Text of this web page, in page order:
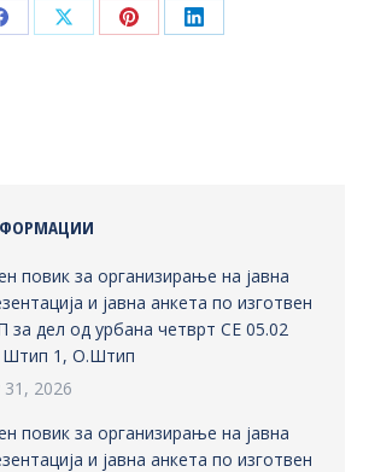
Share Share Share
повик за организирање на јавна
и јавна анкета по изготвен
за дел од урбана четврт СЕ 05.02
1, О.Штип
31, 2026
повик за организирање на јавна
и јавна анкета по изготвен